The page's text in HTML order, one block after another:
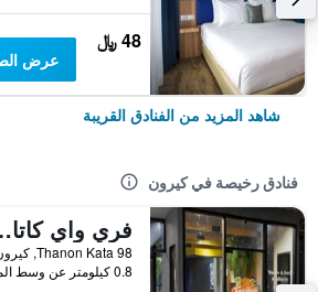
48 ﷼
عرض
شاهد المزيد من الفنادق القريبة
فنادق رخيصة في كيرون
فري
98 Thanon Kata, كيرون, تايلاند
0.8 كيلومتر عن وسط المدينة